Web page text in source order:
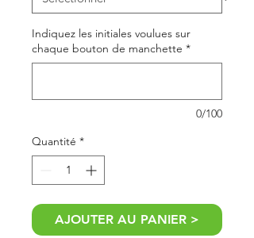
Indiquez les initiales voulues sur
chaque bouton de manchette *
0/100
Quantité *
AJOUTER AU PANIER >